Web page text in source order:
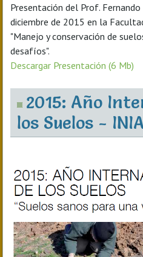
Presentación del Prof.
diciembre de 2015 en la
"Manejo y conservación de
desafíos".
Descargar Presentación (6 Mb)
2015: Año
los Suelos -